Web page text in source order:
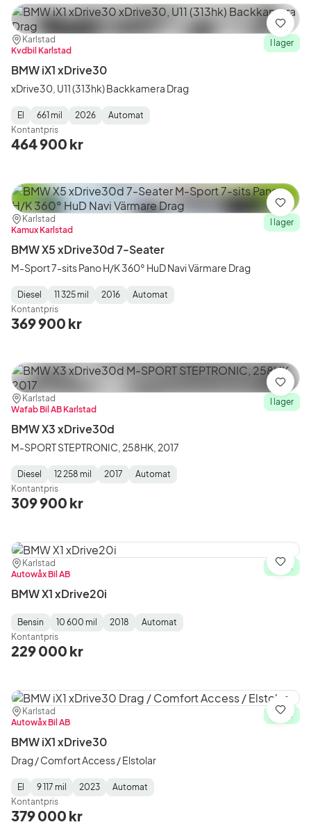
Plats:
Karlstad
Återförsäljare:
Kvdbil Karlstad
I lager
BMW iX1 xDrive30
xDrive30, U11 (313hk) Backkamera Drag
Fuel
Type:
El
Mätarställning:
661 mil
Model
Year:
2026
Gearbox
Type:
Automat
Kontantpris
464 900 kr
Spara
Plats:
Karlstad
Återförsäljare:
Kamux Karlstad
I lager
BMW X5 xDrive30d 7-Seater
M-Sport 7-sits Pano H/K 360° HuD Navi Värmare Drag
Fuel
Type:
Diesel
Mätarställning:
11 325 mil
Model
Year:
2016
Gearbox
Type:
Automat
Kontantpris
369 900 kr
Spara
Plats:
Karlstad
Återförsäljare:
Wafab Bil AB Karlstad
I lager
BMW X3 xDrive30d
M-SPORT STEPTRONIC, 258HK, 2017
Fuel
Type:
Diesel
Mätarställning:
12 258 mil
Model
Year:
2017
Gearbox
Type:
Automat
Kontantpris
309 900 kr
Spara
Plats:
Karlstad
Återförsäljare:
Autowåx Bil AB
I lager
BMW X1 xDrive20i
Fuel
Type:
Bensin
Mätarställning:
10 600 mil
Model
Year:
2018
Gearbox
Type:
Automat
Kontantpris
229 000 kr
Spara
Plats:
Karlstad
Återförsäljare:
Autowåx Bil AB
I lager
BMW iX1 xDrive30
Drag / Comfort Access / Elstolar
Fuel
Type:
El
Mätarställning:
9 117 mil
Model
Year:
2023
Gearbox
Type:
Automat
Kontantpris
379 000 kr
Spara